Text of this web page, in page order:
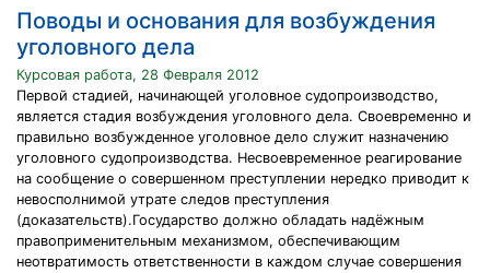
Поводы и основания для возбуждения
уголовного дела
Курсовая работа, 28 Февраля 2012
Первой стадией, начинающей уголовное судопроизводство,
является стадия возбуждения уголовного дела. Своевременно и
правильно возбужденное уголовное дело служит назначению
уголовного судопроизводства. Несвоевременное реагирование
на сообщение о совершенном преступлении нередко приводит к
невосполнимой утрате следов преступления
(доказательств).Государство должно обладать надёжным
правоприменительным механизмом, обеспечивающим
неотвратимость ответственности в каждом случае совершения